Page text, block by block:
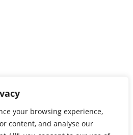
your browsing experience,
content, and analyse our